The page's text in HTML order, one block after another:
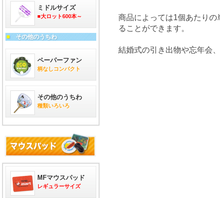
商品によっては1個あたり
ることができます。
結婚式の引き出物や忘年会
ミドルサイズ
■大ロット600本～
■その他のうちわ
ペーパーファン
柄なしコンパクト
その他のうちわ
種類いろいろ
MFマウスパッド
レギュラーサイズ